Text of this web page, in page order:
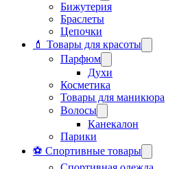
Бижутерия
Браслеты
Цепочки
💄 Товары для красоты
Парфюм
Духи
Косметика
Товары для маникюра
Волосы
Канекалон
Парики
⚽ Спортивные товары